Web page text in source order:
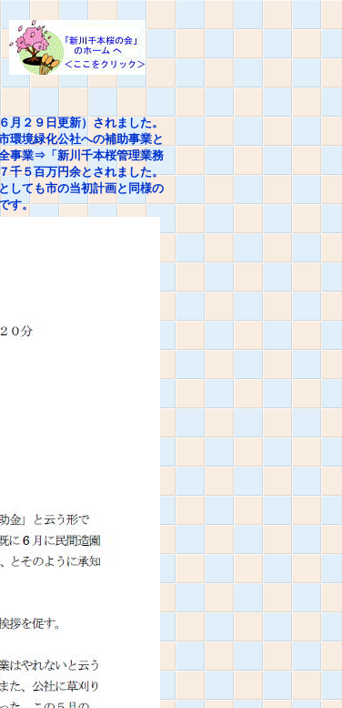
月２９日更新）されました。
環境緑化公社への補助事業と
事業⇒「新川千本桜管理業務
千５百万円余とされました。
しても市の当初計画と同様の
す。